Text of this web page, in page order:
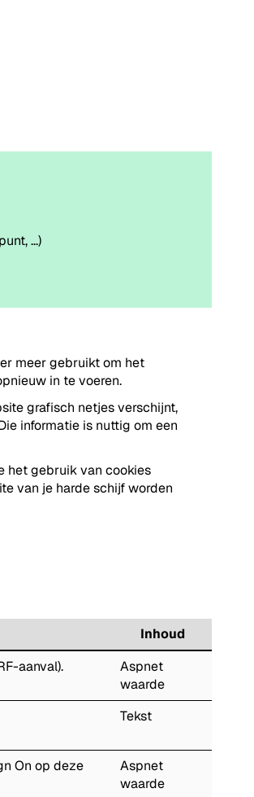
...)
meer gebruikt om het
in te voeren.
grafisch netjes verschijnt,
informatie is nuttig om een
het gebruik van cookies
van je harde schijf worden
Inhoud
aanval).
Aspnet
waarde
Tekst
On op deze
Aspnet
waarde